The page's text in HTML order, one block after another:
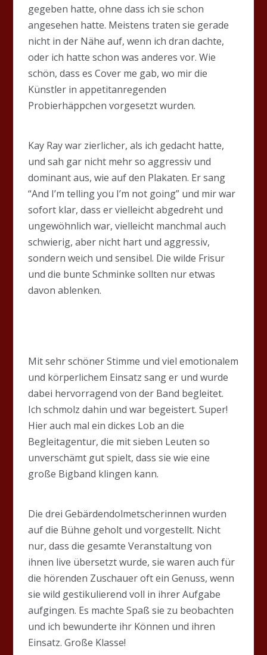
gegeben hatte, ohne dass ich sie schon
angesehen hatte. Meistens traten sie gerade
nicht in der Nähe auf, wenn ich dran dachte,
oder ich hatte schon was anderes vor. Wie
schön, dass es Cover me gab, wo mir die
Künstler in appetitanregenden
Probierhäppchen vorgesetzt wurden.
Kay Ray war zierlicher, als ich gedacht hatte,
und sah gar nicht mehr so aggressiv und
dominant aus, wie auf den Plakaten. Er sang
“And I’m telling you I’m not going” und mir war
sofort klar, dass er vielleicht abgedreht und
ungewöhnlich war, vielleicht manchmal auch
schwierig, aber nicht hart und aggressiv,
sondern weich und sensibel. Die wilde Frisur
und die bunte Schminke sollten nur etwas
davon ablenken.
Mit sehr schöner Stimme und viel emotionalem
und körperlichem Einsatz sang er und wurde
dabei hervorragend von der Band begleitet.
Ich schmolz dahin und war begeistert. Super!
Hier auch mal ein dickes Lob an die
Begleitagentur, die mit sieben Leuten so
unverschämt gut spielt, dass sie wie eine
große Bigband klingen kann.
Die drei Gebärdendolmetscherinnen wurden
auf die Bühne geholt und vorgestellt. Nicht
nur, dass die gesamte Veranstaltung von
ihnen live übersetzt wurde, sie waren auch für
die hörenden Zuschauer oft ein Genuss, wenn
sie wild gestikulierend voll in ihrer Aufgabe
aufgingen. Es machte Spaß sie zu beobachten
und ich bewunderte ihr Können und ihren
Einsatz. Große Klasse!